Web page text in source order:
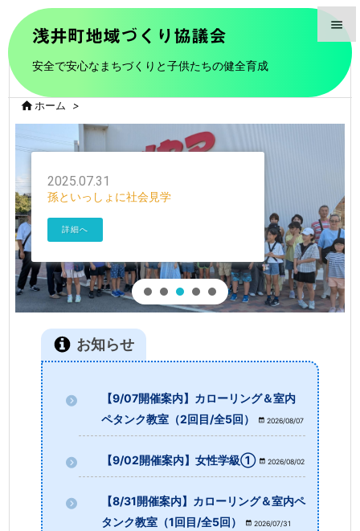
浅井町地域づくり協議会
安全で安心なまちづくりと子供たちの健全育成

メニュ

検索
ホーム >
2025.07.31
孫といっしょに社会見学
詳細へ
お知らせ
【9/07開催案内】カローリング＆室内
ペタンク教室（2回目/全5回）
2026/08/07
【9/02開催案内】女性学級① 2026/08/02
【8/31開催案内】カローリング＆室内ペ
タンク教室（1回目/全5回）
2026/07/31